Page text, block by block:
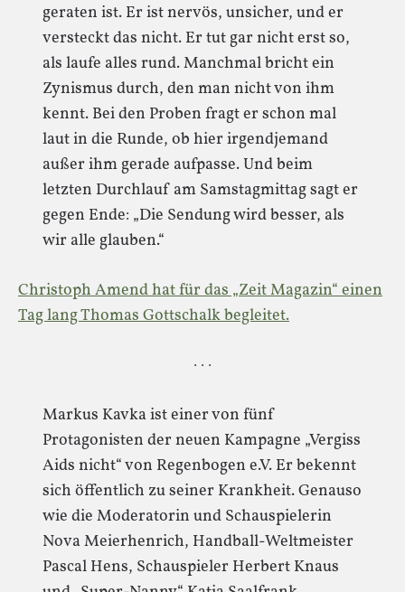
geraten ist. Er ist nervös, unsicher, und er
versteckt das nicht. Er tut gar nicht erst so,
als laufe alles rund. Manchmal bricht ein
Zynismus durch, den man nicht von ihm
kennt. Bei den Proben fragt er schon mal
laut in die Runde, ob hier irgendjemand
außer ihm gerade aufpasse. Und beim
letzten Durchlauf am Samstagmittag sagt er
gegen Ende: „Die Sendung wird besser, als
wir alle glauben.“
Christoph Amend hat für das „Zeit Magazin“ einen
Tag lang Thomas Gottschalk begleitet.
· · ·
Markus Kavka ist einer von fünf
Protagonisten der neuen Kampagne „Vergiss
Aids nicht“ von Regenbogen e.V. Er bekennt
sich öffentlich zu seiner Krankheit. Genauso
wie die Moderatorin und Schauspielerin
Nova Meierhenrich, Handball-Weltmeister
Pascal Hens, Schauspieler Herbert Knaus